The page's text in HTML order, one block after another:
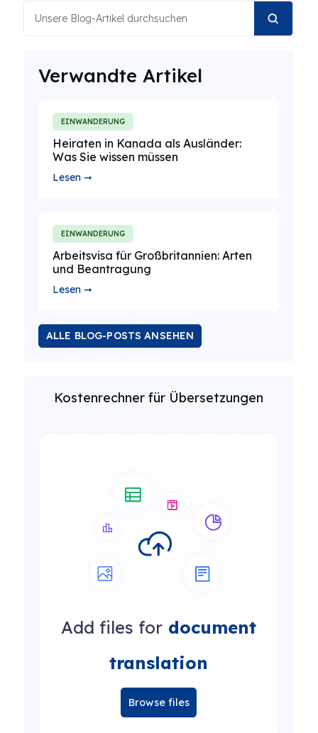
Verwandte Artikel
EINWANDERUNG
Heiraten in Kanada als Ausländer:
Was Sie wissen müssen
Lesen ➞
EINWANDERUNG
Arbeitsvisa für Großbritannien: Arten
und Beantragung
Lesen ➞
ALLE BLOG-POSTS ANSEHEN
Kostenrechner für Übersetzungen
Add files for document
translation
Browse files